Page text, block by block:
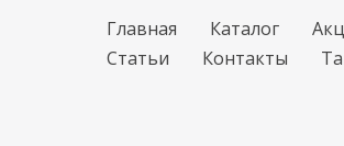
Главная Каталог
Статьи
Контакты